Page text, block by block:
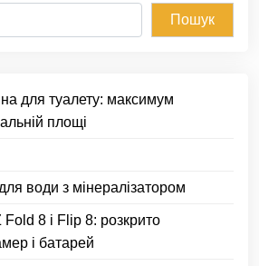
Пошук
для туалету: максимум
площі
води з мінералізатором
8 і Flip 8: розкрито
і батарей